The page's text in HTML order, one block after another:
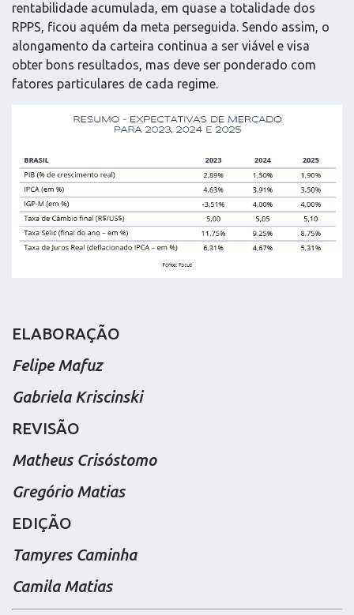
rentabilidade acumulada, em quase a totalidade dos
RPPS, ficou aquém da meta perseguida. Sendo assim, o
alongamento da carteira continua a ser viável e visa
obter bons resultados, mas deve ser ponderado com
fatores particulares de cada regime.
ELABORAÇÃO
Felipe Mafuz
Gabriela Kriscinski
REVISÃO
Matheus Crisóstomo
Gregório Matias
EDIÇÃO
Tamyres Caminha
Camila Matias